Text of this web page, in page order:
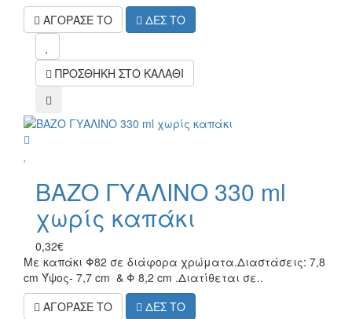
ΑΓΟΡΑΣΕ ΤΟ
ΔΕΣ ΤΟ
ΠΡΟΣΘΗΚΗ ΣΤΟ ΚΑΛΑΘΙ
compare
ΒΑΖΟ ΓΥΑΛΙΝΟ 330 ml
χωρίς καπάκι
0,32€
Με καπάκι Φ82 σε διάφορα χρώματα.Διαστάσεις: 7,8
cm Ύψος- 7,7 cm & Φ 8,2 cm .Διατίθεται σε..
ΑΓΟΡΑΣΕ ΤΟ
ΔΕΣ ΤΟ